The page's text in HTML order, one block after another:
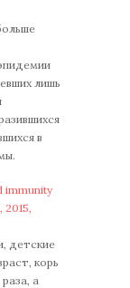
лишь
в
immunity
детские
корь
а